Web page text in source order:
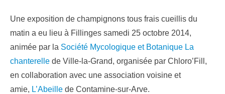
Une exposition de champignons tous frais cueillis du
matin a eu lieu à Fillinges samedi 25 octobre 2014,
animée par la Société Mycologique et Botanique La
chanterelle de Ville-la-Grand, organisée par Chloro’Fill,
en collaboration avec une association voisine et
amie, L’Abeille de Contamine-sur-Arve.